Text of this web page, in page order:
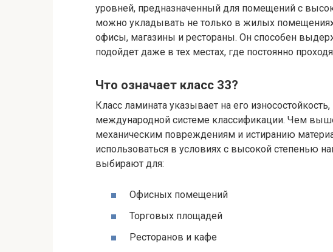
уровней, предназначенный для помещений с
можно укладывать не только в жилых
офисы, магазины и рестораны. Он способен
подойдет даже в тех местах, где постоянно
Что означает класс 33?
Класс ламината указывает на его
международной системе классификации. Чем
механическим повреждениям и истиранию
использоваться в условиях с высокой степенью
выбирают для:
Офисных помещений
Торговых площадей
Ресторанов и кафе